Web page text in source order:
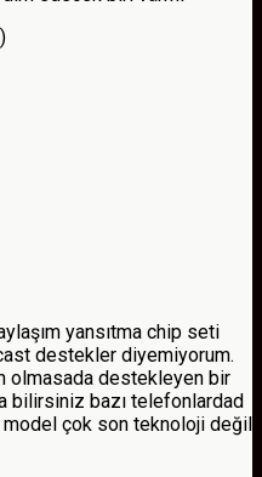
yansıtma chip seti
destekler diyemiyorum.
olmasada destekleyen bir
bilirsiniz bazı telefonlardad
model çok son teknoloji değil